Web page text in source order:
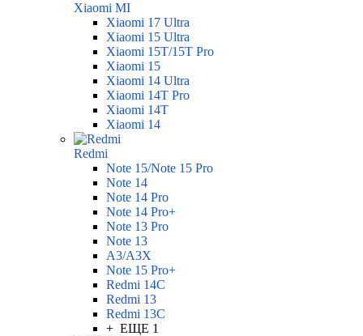
Xiaomi MI
Xiaomi 17 Ultra
Xiaomi 15 Ultra
Xiaomi 15T/15T Pro
Xiaomi 15
Xiaomi 14 Ultra
Xiaomi 14T Pro
Xiaomi 14T
Xiaomi 14
Redmi
Note 15/Note 15 Pro
Note 14
Note 14 Pro
Note 14 Pro+
Note 13 Pro
Note 13
A3/A3X
Note 15 Pro+
Redmi 14C
Redmi 13
Redmi 13C
+ ЕЩЕ 1